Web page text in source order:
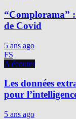
“Complorama”
de Covid
5 ans ago
FS
A écouter
Les données
pour
5 ans ago